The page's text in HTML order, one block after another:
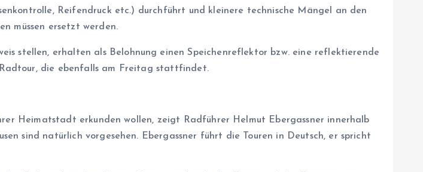
Reifendruck etc.) durchführt und kleinere technische Mängel an den
müssen ersetzt werden.
stellen, erhalten als Belohnung einen Speichenreflektor bzw. eine reflektierende
Radtour, die ebenfalls am Freitag stattfindet.
Heimatstadt erkunden wollen, zeigt Radführer Helmut Ebergassner innerhalb
sind natürlich vorgesehen. Ebergassner führt die Touren in Deutsch, er spricht